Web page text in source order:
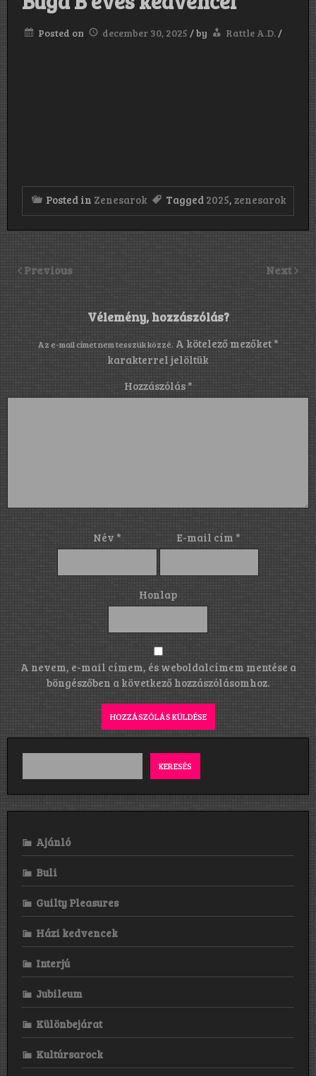
Posted on december 30, 2025 /by Rattle A.D./
Posted in Zenesarok Tagged 2025, zenesarok
Previous Next
Vélemény, hozzászólás?
Az e-mail címet nem tesszük közzé. A kötelező mezőket *
karakterrel jelöltük
Hozzászólás*
Név * E-mail cím*
Honlap
A nevem, e-mail címem, és weboldalcímem mentése a
böngészőben a következő hozzászólásomhoz.
KERESÉS
Ajánló
Buli
Guilty Pleasures
Házi kedvencek
Interjú
Jubileum
Különbejárat
Kultúrsarock